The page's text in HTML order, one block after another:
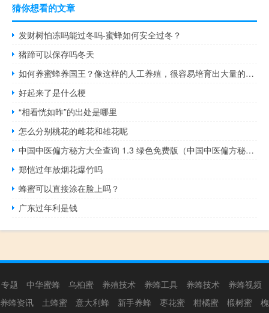
猜你想看的文章
发财树怕冻吗能过冬吗-蜜蜂如何安全过冬？
猪蹄可以保存吗冬天
如何养蜜蜂养国王？像这样的人工养殖，很容易培育出大量的优质蜂王！
好起来了是什么梗
“相看恍如昨”的出处是哪里
怎么分别桃花的雌花和雄花呢
中国中医偏方秘方大全查询 1.3 绿色免费版（中国中医偏方秘方大全查询 1.3 绿色免费版功能简介）
郑恺过年放烟花爆竹吗
蜂蜜可以直接涂在脸上吗？
广东过年利是钱
专题 中华蜜蜂 乌桕蜜 养殖技术 养蜂工具 养蜂技术
养蜂视频
养蜂资讯
土蜂蜜 意大利蜂 新手养蜂 枣花蜜 柑橘蜜 椴树蜜
槐